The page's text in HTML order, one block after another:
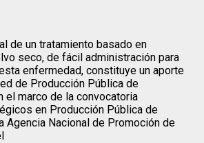
de un tratamiento basado en
seco, de fácil administración para
enfermedad, constituye un aporte
de Producción Pública de
el marco de la convocatoria
en Producción Pública de
Agencia Nacional de Promoción de